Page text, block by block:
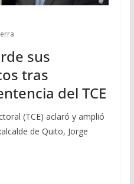
sus
tras
del TCE
(TCE) aclaró y amplió
de Quito, Jorge